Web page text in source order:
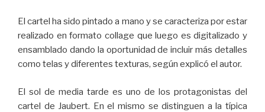
El cartel ha sido pintado a mano y se caracteriza por estar
realizado en formato collage que luego es digitalizado y
ensamblado dando la oportunidad de incluir más detalles
como telas y diferentes texturas, según explicó el autor.
El sol de media tarde es uno de los protagonistas del
cartel de Jaubert. En el mismo se distinguen a la típica